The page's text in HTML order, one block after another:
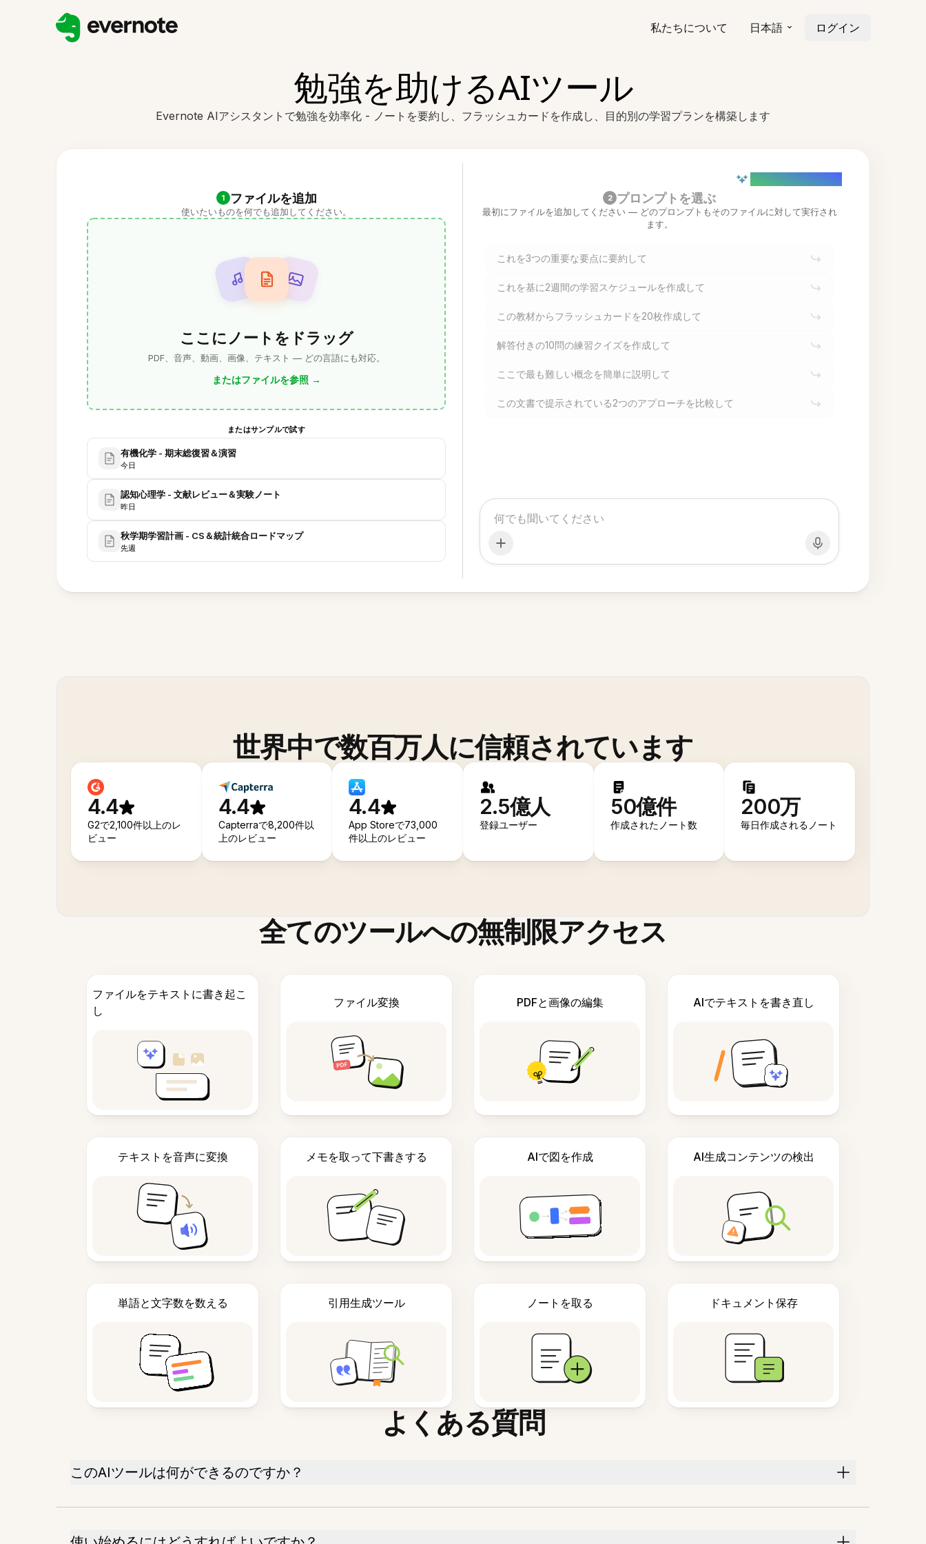
私たちについて 日本語 ログイン
勉強を助けるAIツール
Evernote AIアシスタントで勉強を効率化 - ノートを要約し、フラッシュカードを作成し、目的別の学習プランを構築します
1 ファイルを追加
使いたいものを何でも追加してください。
ここにノートをドラッグ
PDF、音声、動画、画像、テキスト — どの言語にも対応。
またはファイルを参照 →
またはサンプルで試す
有機化学 - 期末総復習＆演習
今日
認知心理学 - 文献レビュー＆実験ノート
昨日
秋学期学習計画 - CS＆統計統合ロードマップ
先週
2 プロンプトを選ぶ
最初にファイルを追加してください — どのプロンプトもそのファイルに対して実行され
ます。
これを3つの重要な要点に要約して
これを基に2週間の学習スケジュールを作成して
この教材からフラッシュカードを20枚作成して
解答付きの10問の練習クイズを作成して
ここで最も難しい概念を簡単に説明して
この文書で提示されている2つのアプローチを比較して
世界中で数百万人に信頼されています
4.4
G2で2,100件以上のレ
ビュー
4.4
Capterraで8,200件以
上のレビュー
4.4
App Storeで73,000
件以上のレビュー
2.5億人
登録ユーザー
50億件
作成されたノート数
200万
毎日作成されるノート
全てのツールへの無制限アクセス
ファイルをテキストに書き起こ
し
ファイル変換 PDFと画像の編集 AIでテキストを書き直し
テキストを音声に変換 メモを取って下書きする AIで図を作成 AI生成コンテンツの検出
単語と文字数を数える 引用生成ツール ノートを取る ドキュメント保存
よくある質問
このAIツールは何ができるのですか？